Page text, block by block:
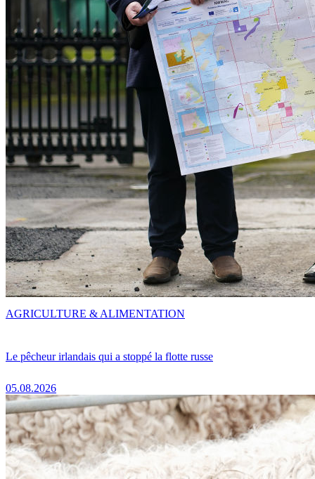
Le pêcheur irlandais qui a stoppé la flotte russe
05.08.2026
AGRICULTURE & ALIMENTATION